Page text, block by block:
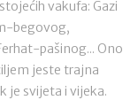
vakufa: Gazi
begovog,
pašinog... Ono
jeste trajna
je svijeta i vijeka.